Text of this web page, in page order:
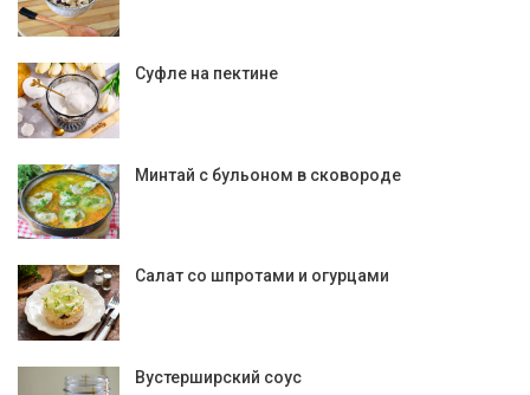
Суфле на пектине
Минтай с бульоном в сковороде
Салат со шпротами и огурцами
Вустерширский соус